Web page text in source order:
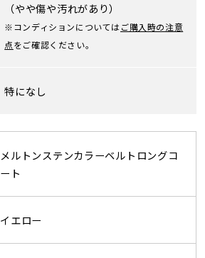
（やや傷や汚れがあり）
※コンディションについてはご購入時の注意
点をご確認ください。
特になし
メルトンステンカラーベルトロングコ
ート
イエロー